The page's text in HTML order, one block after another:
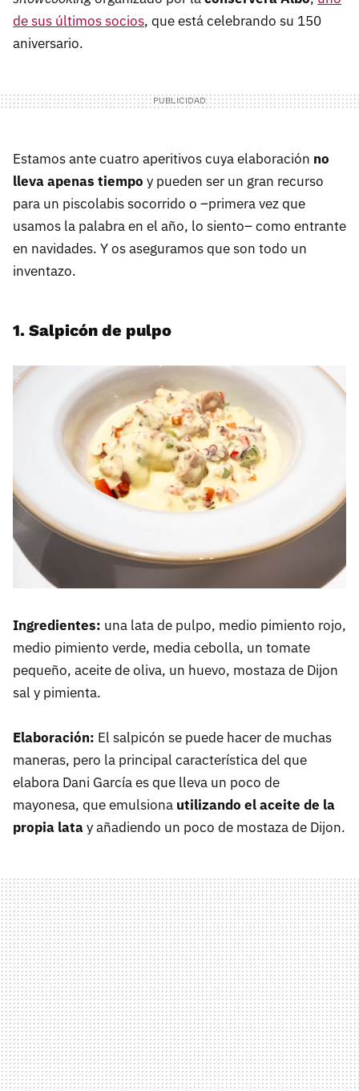
de sus últimos socios, que está celebrando su 150
aniversario.
Estamos ante cuatro aperitivos cuya elaboración no
lleva apenas tiempo y pueden ser un gran recurso
para un piscolabis socorrido o –primera vez que
usamos la palabra en el año, lo siento– como entrante
en navidades. Y os aseguramos que son todo un
inventazo.
1. Salpicón de pulpo
Ingredientes: una lata de pulpo, medio pimiento rojo,
medio pimiento verde, media cebolla, un tomate
pequeño, aceite de oliva, un huevo, mostaza de Dijon
sal y pimienta.
Elaboración: El salpicón se puede hacer de muchas
maneras, pero la principal característica del que
elabora Dani García es que lleva un poco de
mayonesa, que emulsiona utilizando el aceite de la
propia latay añadiendo un poco de mostaza de Dijon.